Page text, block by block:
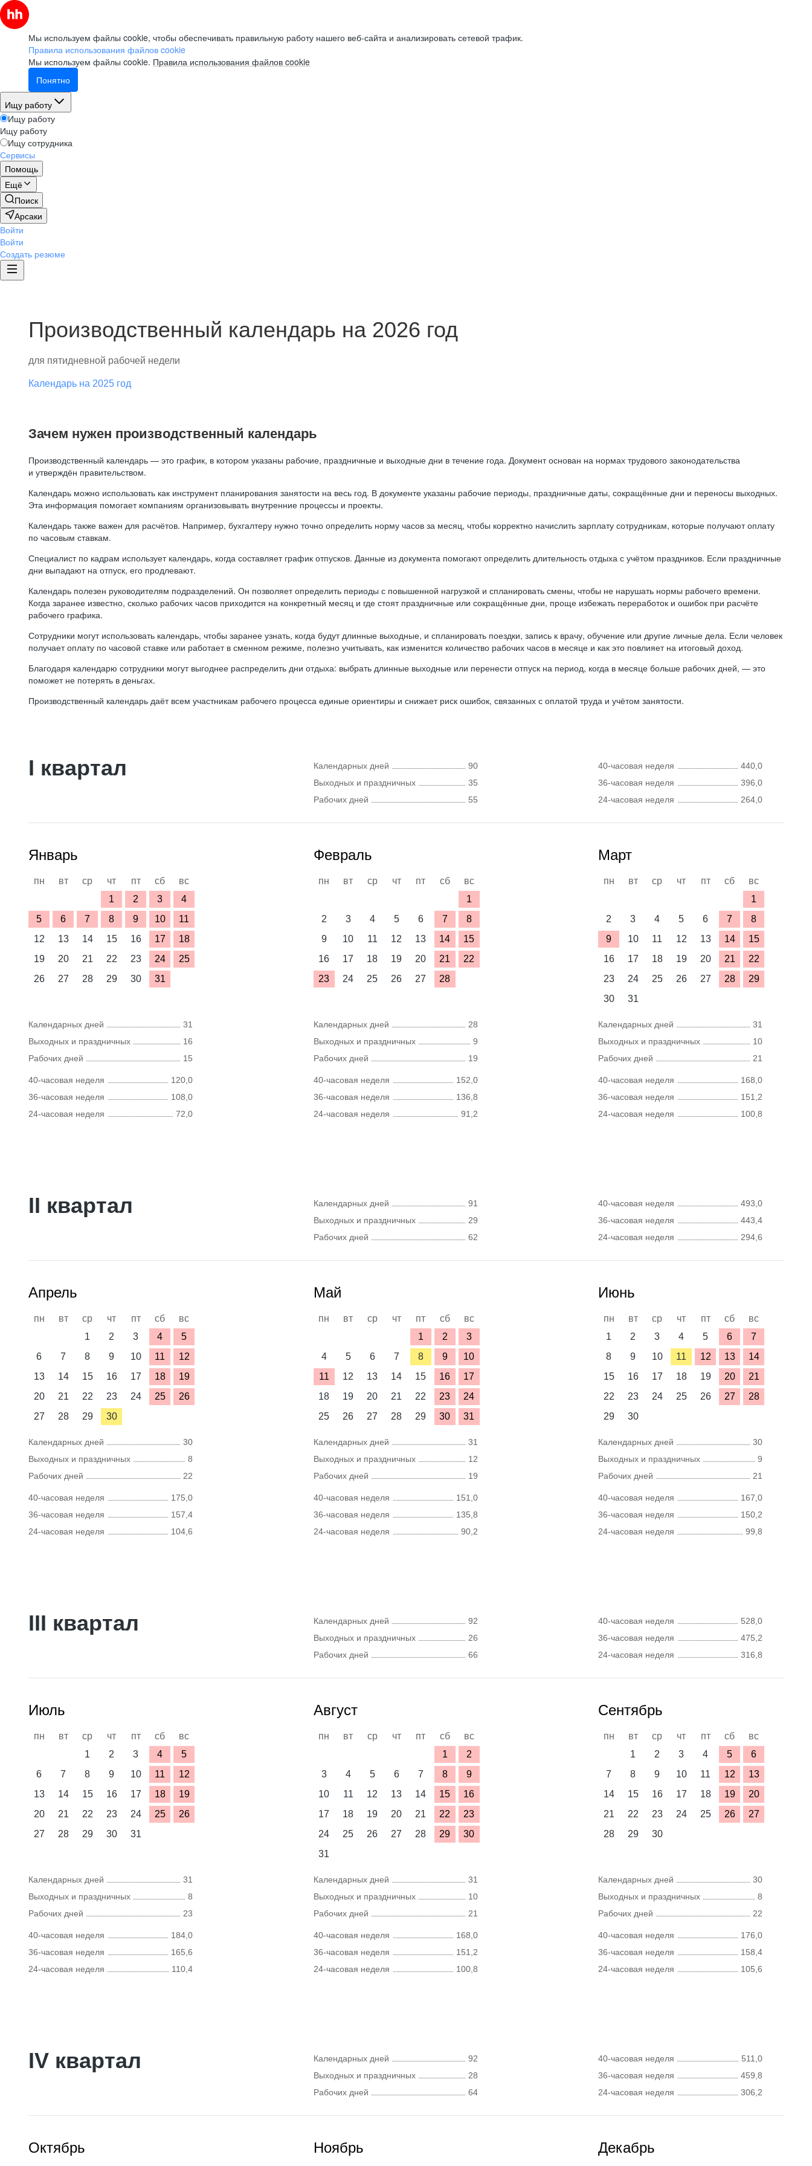
Мы используем файлы cookie, чтобы обеспечивать правильную работу нашего веб-сайта и анализировать сетевой трафик.
Правила использования файлов cookie
Мы используем файлы cookie. Правила использования файлов cookie
Понятно
Ищу работу
Ищу работу
Ищу работу
Ищу сотрудника
Сервисы
Помощь
Ещё
Поиск
Арсаки
Войти
Войти
Создать резюме
Производственный календарь на 2026 год
для пятидневной рабочей недели
Календарь на 2025 год
Зачем нужен производственный календарь
Производственный календарь — это график, в котором указаны рабочие, праздничные и выходные дни в течение года. Документ основан на нормах трудового законодательства
и утверждён правительством.
Календарь можно использовать как инструмент планирования занятости на весь год. В документе указаны рабочие периоды, праздничные даты, сокращённые дни и переносы выходных.
Эта информация помогает компаниям организовывать внутренние процессы и проекты.
Календарь также важен для расчётов. Например, бухгалтеру нужно точно определить норму часов за месяц, чтобы корректно начислить зарплату сотрудникам, которые получают оплату
по часовым ставкам.
Специалист по кадрам использует календарь, когда составляет график отпусков. Данные из документа помогают определить длительность отдыха с учётом праздников. Если праздничные
дни выпадают на отпуск, его продлевают.
Календарь полезен руководителям подразделений. Он позволяет определить периоды с повышенной нагрузкой и спланировать смены, чтобы не нарушать нормы рабочего времени.
Когда заранее известно, сколько рабочих часов приходится на конкретный месяц и где стоят праздничные или сокращённые дни, проще избежать переработок и ошибок при расчёте
рабочего графика.
Сотрудники могут использовать календарь, чтобы заранее узнать, когда будут длинные выходные, и спланировать поездки, запись к врачу, обучение или другие личные дела. Если человек
получает оплату по часовой ставке или работает в сменном режиме, полезно учитывать, как изменится количество рабочих часов в месяце и как это повлияет на итоговый доход.
Благодаря календарю сотрудники могут выгоднее распределить дни отдыха: выбрать длинные выходные или перенести отпуск на период, когда в месяце больше рабочих дней, — это
поможет не потерять в деньгах.
Производственный календарь даёт всем участникам рабочего процесса единые ориентиры и снижает риск ошибок, связанных с оплатой труда и учётом занятости.
I квартал Календарных дней
90
Выходных и праздничных
35
Рабочих дней
55
40-часовая неделя
440,0
36-часовая неделя
396,0
24-часовая неделя
264,0
Январь
пн вт ср чт пт сб
вс
1
2 3
4
5
6 7 8 9 10
11
12
13 14 15 16 17
18
19
20 21 22 23 24
25
26
27 28 29 30 31
Календарных дней
31
Выходных и праздничных
16
Рабочих дней
15
40-часовая неделя
120,0
36-часовая неделя
108,0
24-часовая неделя
72,0
Февраль
пн вт ср чт пт сб
вс
1
2
3 4 5 6 7
8
9
10 11 12 13 14
15
16
17 18 19 20 21
22
23
24 25 26 27 28
Календарных дней
28
Выходных и праздничных
9
Рабочих дней
19
40-часовая неделя
152,0
36-часовая неделя
136,8
24-часовая неделя
91,2
Март
пн вт ср чт пт сб
вс
1
2
3 4 5 6 7
8
9
10 11 12 13 14
15
16
17 18 19 20 21
22
23
24 25 26 27 28
29
30
31
Календарных дней
31
Выходных и праздничных
10
Рабочих дней
21
40-часовая неделя
168,0
36-часовая неделя
151,2
24-часовая неделя
100,8
II квартал Календарных дней
91
Выходных и праздничных
29
Рабочих дней
62
40-часовая неделя
493,0
36-часовая неделя
443,4
24-часовая неделя
294,6
Апрель
пн вт ср чт пт сб
вс
1
2 3 4
5
6
7 8 9 10 11
12
13
14 15 16 17 18
19
20
21 22 23 24 25
26
27
28 29 30
Календарных дней
30
Выходных и праздничных
8
Рабочих дней
22
40-часовая неделя
175,0
36-часовая неделя
157,4
24-часовая неделя
104,6
Май
пн вт ср чт пт сб
вс
1
2
3
4
5 6 7 8 9
10
11
12 13 14 15 16
17
18
19 20 21 22 23
24
25
26 27 28 29 30 31
Календарных дней
31
Выходных и праздничных
12
Рабочих дней
19
40-часовая неделя
151,0
36-часовая неделя
135,8
24-часовая неделя
90,2
Июнь
пн вт ср чт пт сб
вс
1
2 3 4 5 6
7
8
9 10 11 12 13
14
15
16 17 18 19 20
21
22
23 24 25 26 27
28
29
30
Календарных дней
30
Выходных и праздничных
9
Рабочих дней
21
40-часовая неделя
167,0
36-часовая неделя
150,2
24-часовая неделя
99,8
III квартал Календарных дней
92
Выходных и праздничных
26
Рабочих дней
66
40-часовая неделя
528,0
36-часовая неделя
475,2
24-часовая неделя
316,8
Июль
пн вт ср чт пт сб
вс
1
2 3 4
5
6
7 8 9 10 11
12
13
14 15 16 17 18
19
20
21 22 23 24 25
26
27
28 29 30 31
Календарных дней
31
Выходных и праздничных
8
Рабочих дней
23
40-часовая неделя
184,0
36-часовая неделя
165,6
24-часовая неделя
110,4
Август
пн вт ср чт пт сб
вс
1
2
3
4 5 6 7 8
9
10
11 12 13 14 15
16
17
18 19 20 21 22
23
24
25 26 27 28 29
30
31
Календарных дней
31
Выходных и праздничных
10
Рабочих дней
21
40-часовая неделя
168,0
36-часовая неделя
151,2
24-часовая неделя
100,8
Сентябрь
пн вт ср чт пт сб
вс
1
2 3 4 5
6
7
8 9 10 11 12
13
14
15 16 17 18 19
20
21
22 23 24 25 26
27
28
29 30
Календарных дней
30
Выходных и праздничных
8
Рабочих дней
22
40-часовая неделя
176,0
36-часовая неделя
158,4
24-часовая неделя
105,6
IV квартал Календарных дней
92
Выходных и праздничных
28
Рабочих дней
64
40-часовая неделя
511,0
36-часовая неделя
459,8
24-часовая неделя
306,2
Октябрь Ноябрь Декабрь